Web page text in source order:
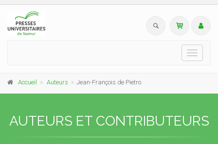
Toggle
Accueil Auteurs Jean-François de Pietro
AUTEURS ET CONTRIBUTEURS